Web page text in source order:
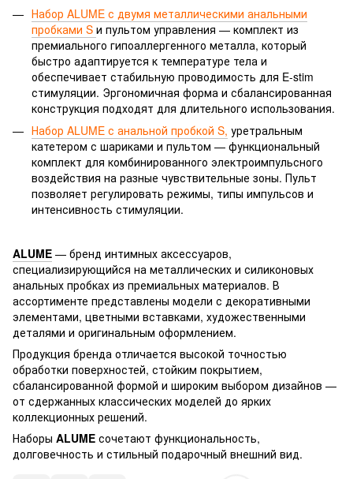
Набор ALUME с двумя металлическими анальными
пробками S и пультом управления — комплект из
премиального гипоаллергенного металла, который
быстро адаптируется к температуре тела и
обеспечивает стабильную проводимость для E-stim
стимуляции. Эргономичная форма и сбалансированная
конструкция подходят для длительного использования.
Набор ALUME с анальной пробкой S, уретральным
катетером с шариками и пультом — функциональный
комплект для комбинированного электроимпульсного
воздействия на разные чувствительные зоны. Пульт
позволяет регулировать режимы, типы импульсов и
интенсивность стимуляции.
ALUME — бренд интимных аксессуаров,
специализирующийся на металлических и силиконовых
анальных пробках из премиальных материалов. В
ассортименте представлены модели с декоративными
элементами, цветными вставками, художественными
деталями и оригинальным оформлением.
Продукция бренда отличается высокой точностью
обработки поверхностей, стойким покрытием,
сбалансированной формой и широким выбором дизайнов —
от сдержанных классических моделей до ярких
коллекционных решений.
Наборы ALUME сочетают функциональность,
долговечность и стильный подарочный внешний вид.